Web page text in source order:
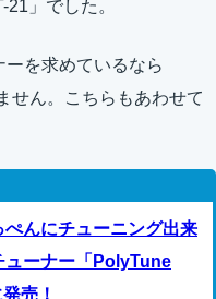
21」でした。
を求めているなら
せん。こちらもあわせて
んにチューニング出来
ューナー「PolyTune
売！